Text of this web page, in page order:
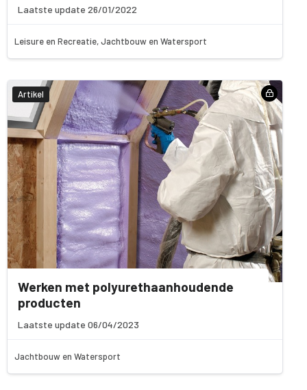
Laatste update 26/01/2022
Leisure en Recreatie, Jachtbouw en Watersport
Artikel
Werken met polyurethaanhoudende
producten
Laatste update 06/04/2023
Jachtbouw en Watersport